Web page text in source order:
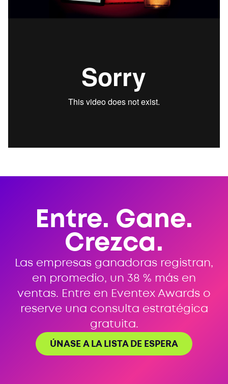
Entre. Gane.
Crezca.
Las empresas ganadoras registran,
en promedio, un 38 % más en
ventas. Entre en Eventex Awards o
reserve una consulta estratégica
gratuita.
ÚNASE A LA LISTA DE ESPERA